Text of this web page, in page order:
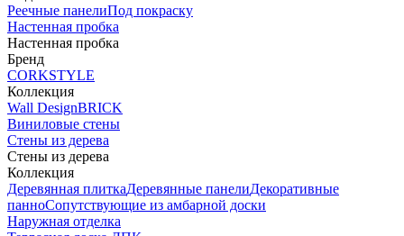
Реечные панелиПод покраску
Настенная пробка
Настенная пробка
Бренд
CORKSTYLE
Коллекция
Wall DesignBRICK
Виниловые стены
Стены из дерева
Стены из дерева
Коллекция
Деревянная плиткаДеревянные панелиДекоративные
панноСопутствующие из амбарной доски
Наружная отделка